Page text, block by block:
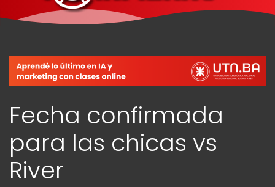
Fecha confirmada
para las chicas vs
River